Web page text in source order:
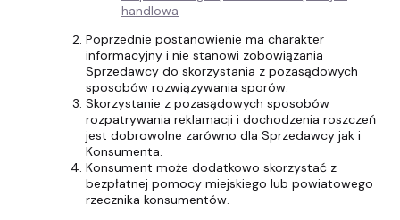
handlowa
Poprzednie postanowienie ma charakter
informacyjny i nie stanowi zobowiązania
Sprzedawcy do skorzystania z pozasądowych
sposobów rozwiązywania sporów.
Skorzystanie z pozasądowych sposobów
rozpatrywania reklamacji i dochodzenia roszczeń
jest dobrowolne zarówno dla Sprzedawcy jak i
Konsumenta.
Konsument może dodatkowo skorzystać z
bezpłatnej pomocy miejskiego lub powiatowego
rzecznika konsumentów.